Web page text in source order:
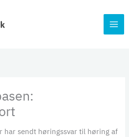
har sendt høringssvar til høring af